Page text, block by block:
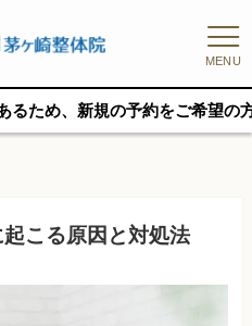
MENU
新規の予約をご希望の方はお早
こる原因と対処法